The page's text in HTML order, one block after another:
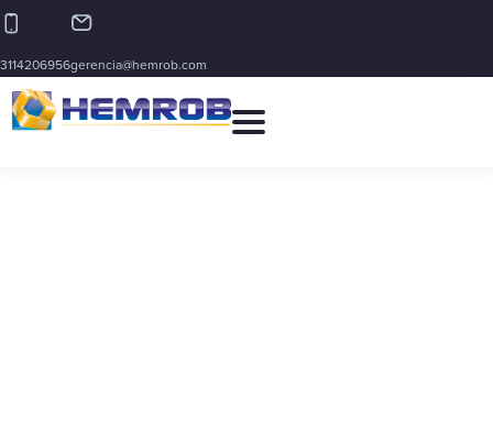
3114206956gerencia@hemrob.com